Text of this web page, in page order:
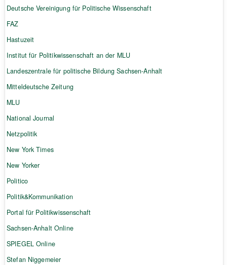
Deutsche Vereinigung für Politische Wissenschaft
FAZ
Hastuzeit
Institut für Politikwissenschaft an der MLU
Landeszentrale für politische Bildung Sachsen-Anhalt
Mitteldeutsche Zeitung
MLU
National Journal
Netzpolitik
New York Times
New Yorker
Politico
Politik&Kommunikation
Portal für Politikwissenschaft
Sachsen-Anhalt Online
SPIEGEL Online
Stefan Niggemeier